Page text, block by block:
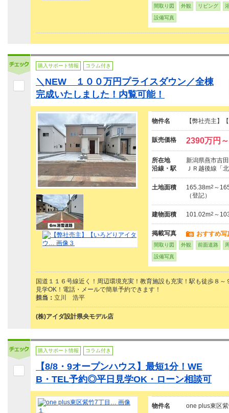
間取り図 外観 リビング
設備写真
購入サポート情報 コラム付き
＼NEW １００万円プライスダウン／全棟
完成いたしました！内覧可能！
物件名 【弊社売主】
販売価格 2390万円
所在地
新潟県燕市吉
沿線・駅
ＪＲ越後線「
土地面積 165.38m2 ～
（登記）
建物面積 101.02m2 ～
掲載写真 おすすめ写
間取り図 外観 前面道路
設備写真
国道１１６号線近く！周辺環境充実！教育施設も充実！駅も徒歩８
見学OK！電話・メールで簡単予約できます！
担当： 立川 浩平
(株)アイダ設計県央モデル店
購入サポート情報 コラム付き
【8/8・9オープンハウス】最短1分！WE
B・TEL予約◎平日見学OK・ローン相談可
物件名 one plus東区